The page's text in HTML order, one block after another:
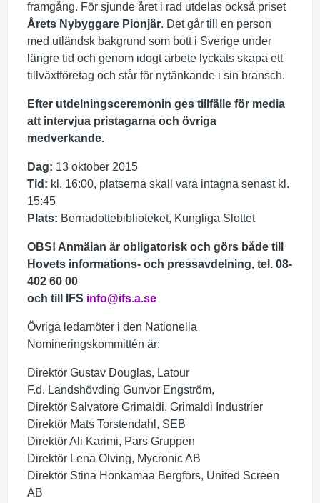
framgång. För sjunde året i rad utdelas också priset
Årets Nybyggare Pionjär. Det går till en person
med utländsk bakgrund som bott i Sverige under
längre tid och genom idogt arbete lyckats skapa ett
tillväxtföretag och står för nytänkande i sin bransch.
Efter utdelningsceremonin ges tillfälle för media
att intervjua pristagarna och övriga
medverkande.
Dag: 13 oktober 2015
Tid: kl. 16:00, platserna skall vara intagna senast kl.
15:45
Plats: Bernadottebiblioteket, Kungliga Slottet
OBS! Anmälan är obligatorisk och görs både till
Hovets informations- och pressavdelning, tel. 08-
402 60 00
och till IFS info@ifs.a.se
Övriga ledamöter i den Nationella
Nomineringskommittén är:
Direktör Gustav Douglas, Latour
F.d. Landshövding Gunvor Engström,
Direktör Salvatore Grimaldi, Grimaldi Industrier
Direktör Mats Torstendahl, SEB
Direktör Ali Karimi, Pars Gruppen
Direktör Lena Olving, Mycronic AB
Direktör Stina Honkamaa Bergfors, United Screen
AB